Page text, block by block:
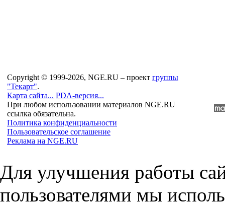
Copyright © 1999-2026, NGE.RU – проект группы
"Текарт".
Карта сайта... PDA-версия...
При любом использовании материалов NGE.RU
ссылка обязательна.
Политика конфиденциальности
Пользовательское соглашение
Реклама на NGE.RU
Для улучшения работы
пользователями мы